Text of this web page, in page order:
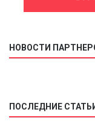
НОВОСТИ
ПОСЛЕДНИЕ